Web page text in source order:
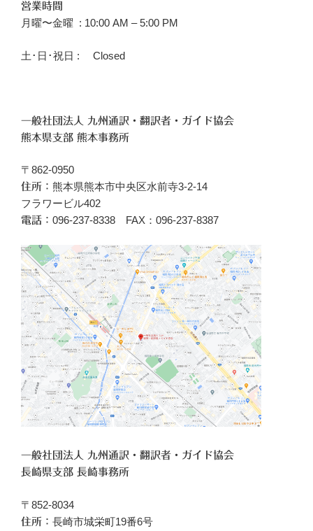
営業時間
月曜〜金曜 : 10:00 AM – 5:00 PM
土･日･祝日 : Closed
一般社団法人 九州通訳・翻訳者・ガイド協会
熊本県支部 熊本事務所
〒862-0950
住所： 熊本県熊本市中央区水前寺3-2-14
フラワービル402
電話： 096‐237-8338 FAX：096-237-8387
一般社団法人 九州通訳・翻訳者・ガイド協会
長崎県支部 長崎事務所
〒852-8034
住所： 長崎市城栄町19番6号